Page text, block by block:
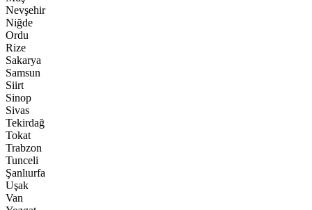
Nevşehir
Niğde
Ordu
Rize
Sakarya
Samsun
Siirt
Sinop
Sivas
Tekirdağ
Tokat
Trabzon
Tunceli
Şanlıurfa
Uşak
Van